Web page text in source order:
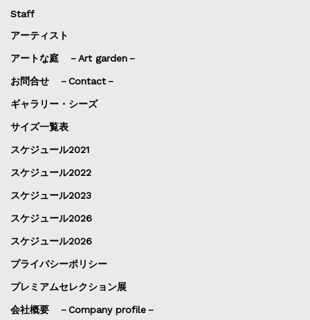
Staff
アーティスト
アートな庭 －Art garden－
お問合せ －Contact－
ギャラリー・シーズ
サイズ一覧表
スケジュール2021
スケジュール2022
スケジュール2023
スケジュール2026
スケジュール2026
プライバシーポリシー
プレミアムセレクション展
会社概要 －Company profile－